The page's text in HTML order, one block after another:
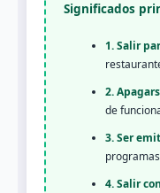
Significados
1. Salir
2.
de
3. Ser
4. Salir